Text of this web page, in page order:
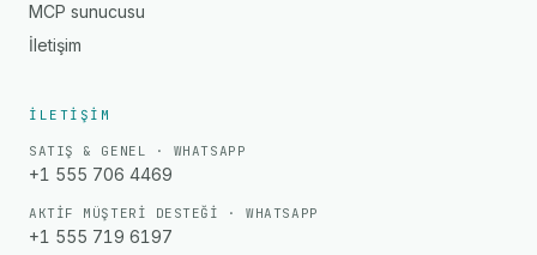
MCP sunucusu
İletişim
İLETIŞIM
SATIŞ & GENEL · WHATSAPP
+1 555 706 4469
AKTIF MÜŞTERI DESTEĞI · WHATSAPP
+1 555 719 6197